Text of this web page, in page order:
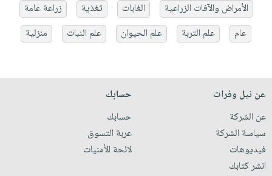
الأمراض والآفات الزراعية
الغابات تغذية
زراعة عامة
عام
علم التربة علم الحيوان علم النبات منزلية
عن نيل وفرات
عن الشركة
سياسة الشركة
فيديوهات
انشر كتابك
حسابك
حسابك
عربة التسوق
لائحة الأمنيات